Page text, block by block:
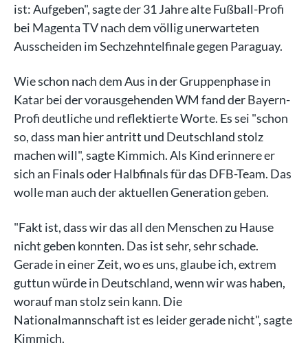
ist: Aufgeben", sagte der 31 Jahre alte Fußball-Profi
bei Magenta TV nach dem völlig unerwarteten
Ausscheiden im Sechzehntelfinale gegen Paraguay.
Wie schon nach dem Aus in der Gruppenphase in
Katar bei der vorausgehenden WM fand der Bayern-
Profi deutliche und reflektierte Worte. Es sei "schon
so, dass man hier antritt und Deutschland stolz
machen will", sagte Kimmich. Als Kind erinnere er
sich an Finals oder Halbfinals für das DFB-Team. Das
wolle man auch der aktuellen Generation geben.
"Fakt ist, dass wir das all den Menschen zu Hause
nicht geben konnten. Das ist sehr, sehr schade.
Gerade in einer Zeit, wo es uns, glaube ich, extrem
guttun würde in Deutschland, wenn wir was haben,
worauf man stolz sein kann. Die
Nationalmannschaft ist es leider gerade nicht", sagte
Kimmich.